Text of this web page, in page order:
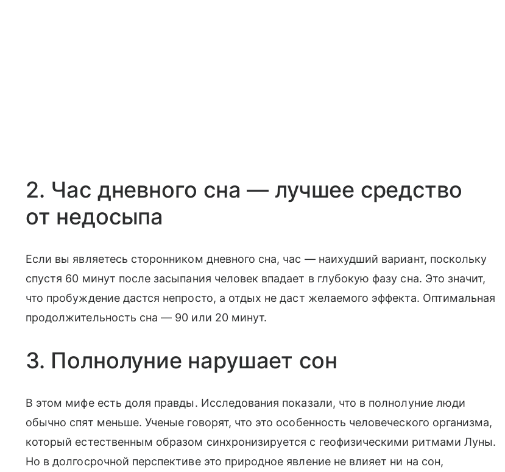
2. Час дневного сна — лучшее средство
от недосыпа
Если вы являетесь сторонником дневного сна, час — наихудший вариант, поскольку
спустя 60 минут после засыпания человек впадает в глубокую фазу сна. Это значит,
что пробуждение дастся непросто, а отдых не даст желаемого эффекта. Оптимальная
продолжительность сна — 90 или 20 минут.
3. Полнолуние нарушает сон
В этом мифе есть доля правды. Исследования показали, что в полнолуние люди
обычно спят меньше. Ученые говорят, что это особенность человеческого организма,
который естественным образом синхронизируется с геофизическими ритмами Луны.
Но в долгосрочной перспективе это природное явление не влияет ни на сон,